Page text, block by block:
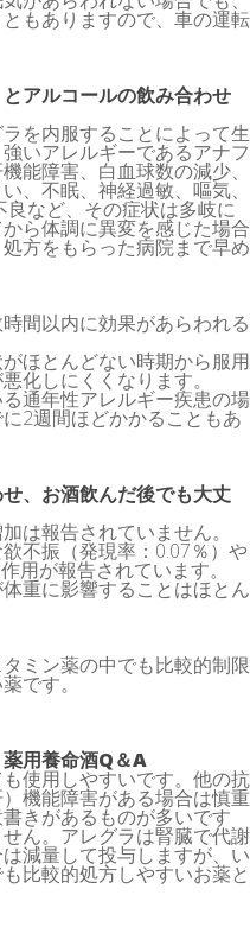
もありますので、車の運転
アルコールの飲み合わせ
を内服することによって生
いアレルギーであるアナフ
能障害、白血球数の減少、
、不眠、神経過敏、嘔気、
など、その症状は多岐に
ら体調に異変を感じた場合
方をもらった病院まで早め
間以内に効果があらわれる
ほとんどない時期から服用
化しにくくなります。
通年性アレルギー疾患の場
2週間ほどかかることもあ
、お酒飲んだ後でも大丈
は報告されていません。
不振（発現率：0.07％）や
用が報告されています。
重に影響することはほとん
ミン薬の中でも比較的制限
です。
用養命酒Q＆A
使用しやすいです。他の抗
機能障害がある場合は慎重
きがあるものが多いです
ん。アレグラは腎臓で代謝
減量して投与しますが、い
比較的処方しやすいお薬と